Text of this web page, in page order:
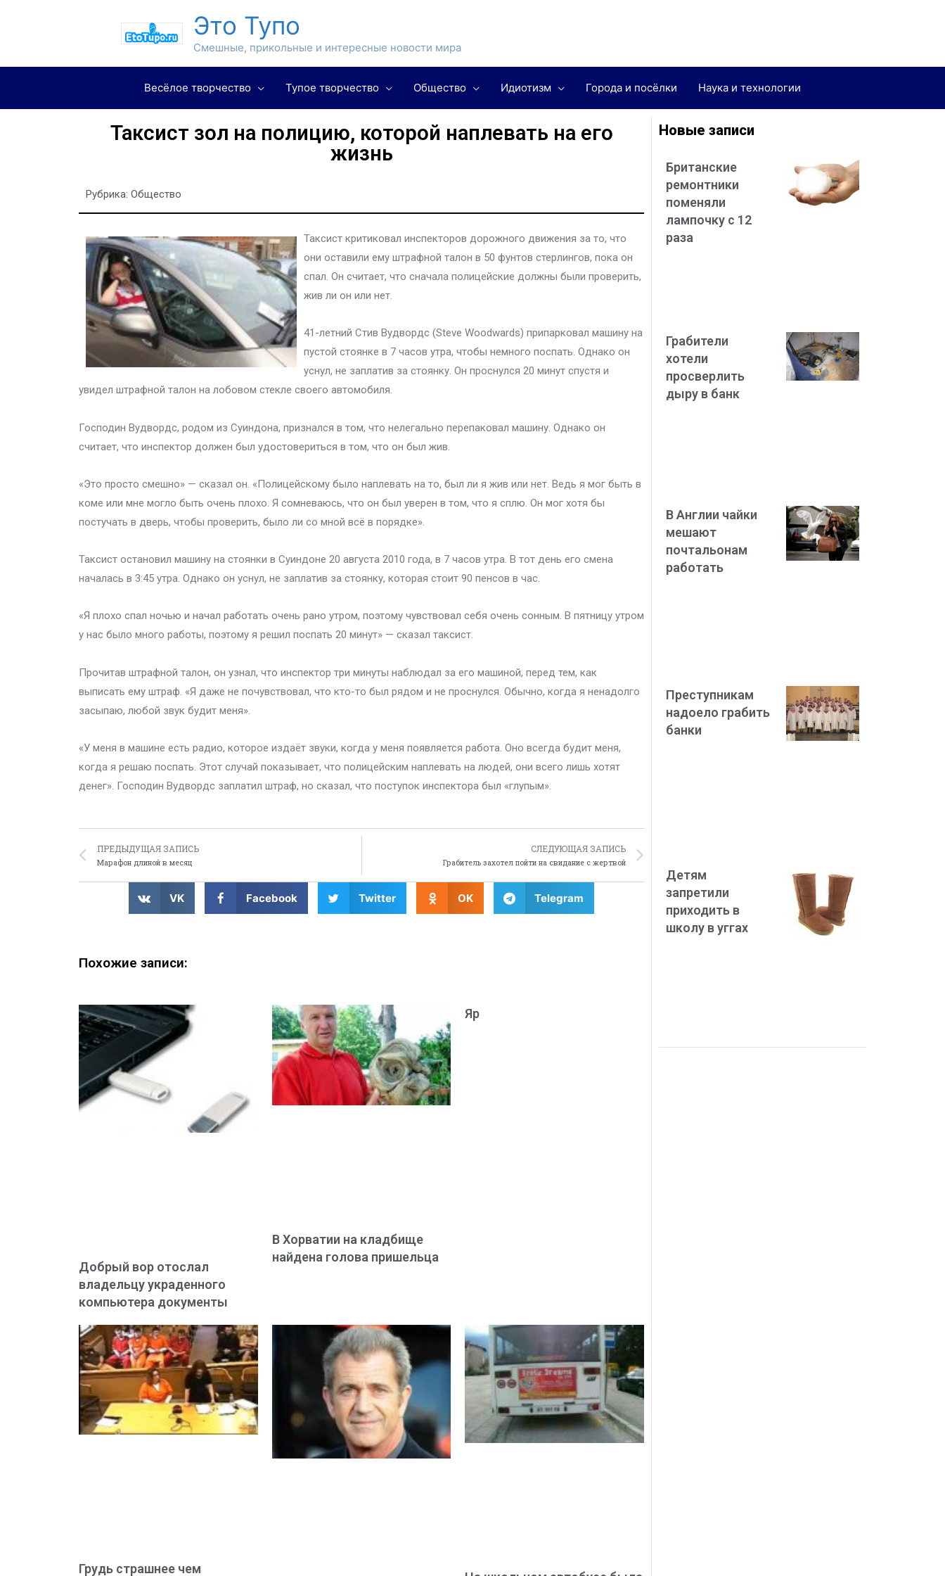
Это Тупо
Смешные, прикольные и интересные новости мира
Весёлое творчество Тупое творчество Общество Идиотизм Города и посёлки Наука и технологии
Таксист зол на полицию, которой наплевать на его
жизнь
Рубрика: Общество
Таксист критиковал инспекторов дорожного движения за то, что
они оставили ему штрафной талон в 50 фунтов стерлингов, пока он
спал. Он считает, что сначала полицейские должны были проверить,
жив ли он или нет.
41-летний Стив Вудвордс (Steve Woodwards) припарковал машину на
пустой стоянке в 7 часов утра, чтобы немного поспать. Однако он
уснул, не заплатив за стоянку. Он проснулся 20 минут спустя и
увидел штрафной талон на лобовом стекле своего автомобиля.
Господин Вудвордс, родом из Суиндона, признался в том, что нелегально перепаковал машину. Однако он
считает, что инспектор должен был удостовериться в том, что он был жив.
«Это просто смешно» — сказал он. «Полицейскому было наплевать на то, был ли я жив или нет. Ведь я мог быть в
коме или мне могло быть очень плохо. Я сомневаюсь, что он был уверен в том, что я сплю. Он мог хотя бы
постучать в дверь, чтобы проверить, было ли со мной всё в порядке».
Таксист остановил машину на стоянки в Суиндоне 20 августа 2010 года, в 7 часов утра. В тот день его смена
началась в 3:45 утра. Однако он уснул, не заплатив за стоянку, которая стоит 90 пенсов в час.
«Я плохо спал ночью и начал работать очень рано утром, поэтому чувствовал себя очень сонным. В пятницу утром
у нас было много работы, поэтому я решил поспать 20 минут» — сказал таксист.
Прочитав штрафной талон, он узнал, что инспектор три минуты наблюдал за его машиной, перед тем, как
выписать ему штраф. «Я даже не почувствовал, что кто-то был рядом и не проснулся. Обычно, когда я ненадолго
засыпаю, любой звук будит меня».
«У меня в машине есть радио, которое издаёт звуки, когда у меня появляется работа. Оно всегда будит меня,
когда я решаю поспать. Этот случай показывает, что полицейским наплевать на людей, они всего лишь хотят
денег». Господин Вудвордс заплатил штраф, но сказал, что поступок инспектора был «глупым».
ПРЕДЫДУЩАЯ ЗАПИСЬ
Марафон длиной в месяц
СЛЕДУЮЩАЯ ЗАПИСЬ
Грабитель захотел пойти на свидание с жертвой
VK Facebook Twitter OK Telegram
Похожие записи:
Добрый вор отослал
владельцу украденного
компьютера документы
В Хорватии на кладбище
найдена голова пришельца
Яр
Грудь страшнее чем
Новые записи
Британские
ремонтники
поменяли
лампочку с 12
раза
Грабители
хотели
просверлить
дыру в банк
В Англии чайки
мешают
почтальонам
работать
Преступникам
надоело грабить
банки
Детям
запретили
приходить в
школу в уггах